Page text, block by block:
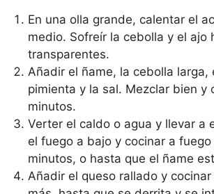
En una olla grande, calentar el
medio. Sofreír la cebolla y el ajo
transparentes.
Añadir el ñame, la cebolla larga,
pimienta y la sal. Mezclar bien y
minutos.
Verter el caldo o agua y llevar a
el fuego a bajo y cocinar a
minutos, o hasta que el ñame
Añadir el queso rallado y